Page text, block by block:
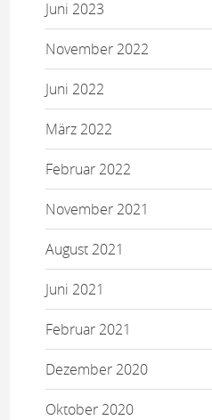
Juni 2023
November 2022
Juni 2022
März 2022
Februar 2022
November 2021
August 2021
Juni 2021
Februar 2021
Dezember 2020
Oktober 2020